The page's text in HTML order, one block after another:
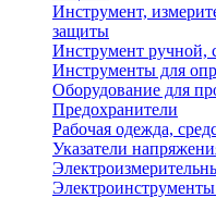
Инструмент,
защиты
Инструмент ручной,
Инструменты для
Оборудование для
Предохранители
Рабочая одежда,
Указатели